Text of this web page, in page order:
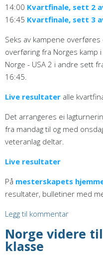
14:00 Kvartfinale, sett 2
16:45 Kvartfinale, sett 3
Seks av kampene
overføring fra Norges kamp
Norge - USA 2 i andre sett
16:45.
Live resultater alle
Det arrangeres ei
fra mandag til og med
veteranlag deltar.
Live resultater
På mesterskapets
resultater, bulletiner med
Legg til kommentar
Norge videre
klasse